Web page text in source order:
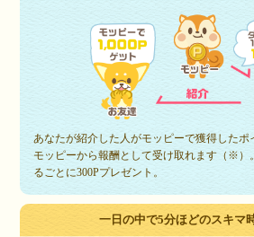
あなたが紹介した人がモッピーで獲得したポ
モッピーから報酬として受け取れます（※）
るごとに300Pプレゼント。
一日の中で5分ほどのスキマ